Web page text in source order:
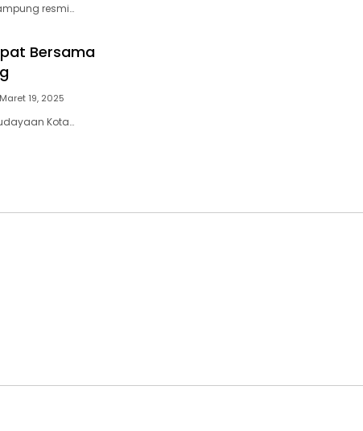
resmi…
Bersama
Maret 19, 2025
Kota…